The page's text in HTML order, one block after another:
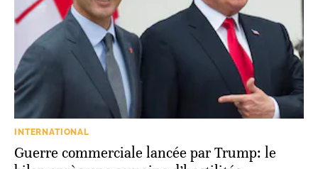
INTERNATIONAL
Guerre commerciale lancée par Trump: le